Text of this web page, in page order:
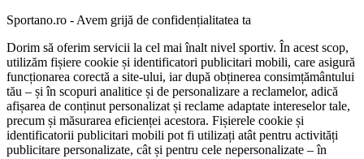
Sportano.ro - Avem grijă de confidențialitatea ta
Dorim să oferim servicii la cel mai înalt nivel sportiv. În acest scop,
utilizăm fișiere cookie și identificatori publicitari mobili, care asigură
funcționarea corectă a site-ului, iar după obținerea consimțământului
tău – și în scopuri analitice și de personalizare a reclamelor, adică
afișarea de conținut personalizat și reclame adaptate intereselor tale,
precum și măsurarea eficienței acestora. Fișierele cookie și
identificatorii publicitari mobili pot fi utilizați atât pentru activități
publicitare personalizate, cât și pentru cele nepersonalizate – în